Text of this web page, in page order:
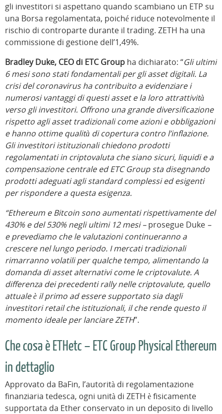
gli investitori si aspettano quando scambiano un ETP su
una Borsa regolamentata, poiché riduce notevolmente il
rischio di controparte durante il trading. ZETH ha una
commissione di gestione dell’1,49%.
Bradley Duke, CEO di ETC Group ha dichiarato: “Gli ultimi
6 mesi sono stati fondamentali per gli asset digitali. La
crisi del coronavirus ha contribuito a evidenziare i
numerosi vantaggi di questi asset e la loro attrattività
verso gli investitori. Offrono una grande diversificazione
rispetto agli asset tradizionali come azioni e obbligazioni
e hanno ottime qualità di copertura contro l’inflazione.
Gli investitori istituzionali chiedono prodotti
regolamentati in criptovaluta che siano sicuri, liquidi e a
compensazione centrale ed ETC Group sta disegnando
prodotti adeguati agli standard complessi ed esigenti
per rispondere a questa esigenza.
“Ethereum e Bitcoin sono aumentati rispettivamente del
430% e del 530% negli ultimi 12 mesi –prosegue Duke –
e prevediamo che le valutazioni continueranno a
crescere nel lungo periodo. I mercati tradizionali
rimarranno volatili per qualche tempo, alimentando la
domanda di asset alternativi come le criptovalute. A
differenza dei precedenti rally nelle criptovalute, quello
attuale è il primo ad essere supportato sia dagli
investitori retail che istituzionali, il che rende questo il
momento ideale per lanciare ZETH”.
Che cosa è ETHetc – ETC Group Physical Ethereum
in dettaglio
Approvato da BaFin, l’autorità di regolamentazione
finanziaria tedesca, ogni unità di ZETH è fisicamente
supportata da Ether conservato in un deposito di livello